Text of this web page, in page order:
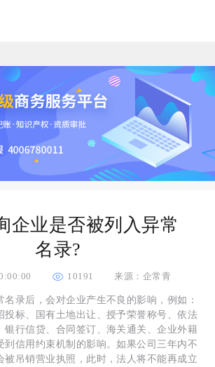
企业是否被列入异常
名录?
10191 来源：企常青
后，会对企业产生不良的影响，例如：
投标、国有土地出让、授予荣誉称号、依法
银行信贷、合同签订、海关通关、企业外籍
到信用约束机制的影响。如果公司三年内不
被吊销营业执照，此时，法人将不能再成立